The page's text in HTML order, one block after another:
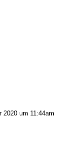
um 11:44am